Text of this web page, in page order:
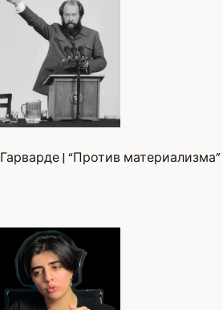
| “Против материализма”